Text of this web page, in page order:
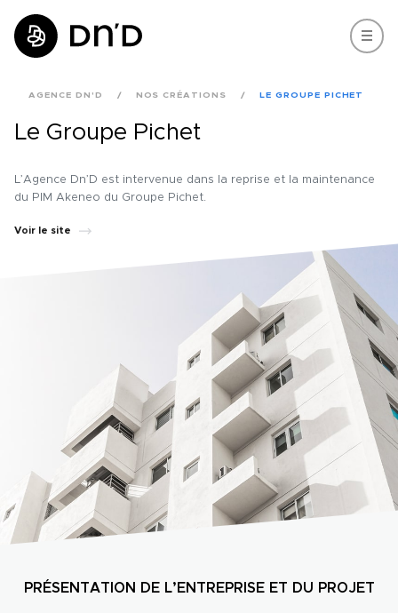
AGENCE DN'D NOS CRÉATIONS LE GROUPE PICHET
Le Groupe Pichet
L’Agence Dn’D est intervenue dans la reprise et la maintenance
du PIM Akeneo du Groupe Pichet.
Voir le site
PRÉSENTATION DE L’ENTREPRISE ET DU PROJET